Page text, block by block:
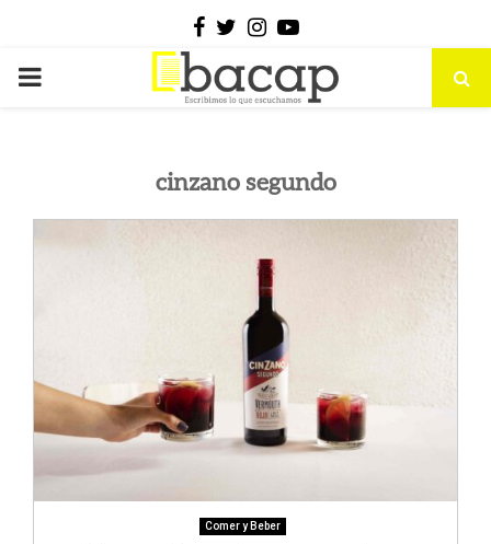
Facebook
Twitter
Instagram
Youtube
PRIMARY
cinzano segundo
Comer y Beber